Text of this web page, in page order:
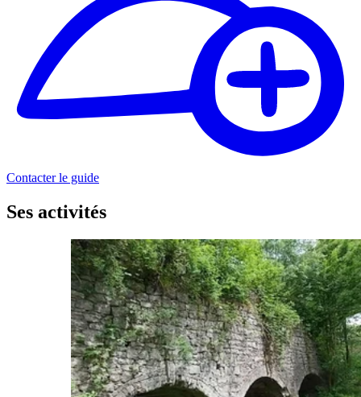
Contacter le guide
Ses activités